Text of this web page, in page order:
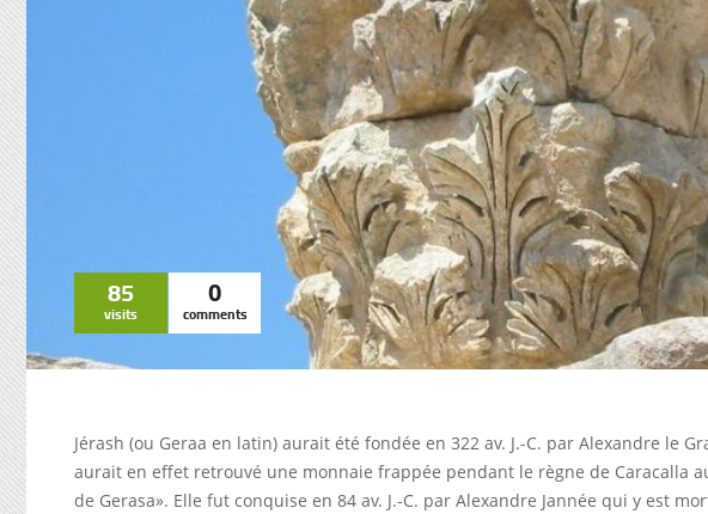
85
visits
0
comments
Jérash (ou Geraa en latin) aurait été fondée en 322 av. J.-C. par Alexandre le
aurait en effet retrouvé une monnaie frappée pendant le règne de Caracalla
de Gerasa». Elle fut conquise en 84 av. J.-C. par Alexandre Jannée qui y est